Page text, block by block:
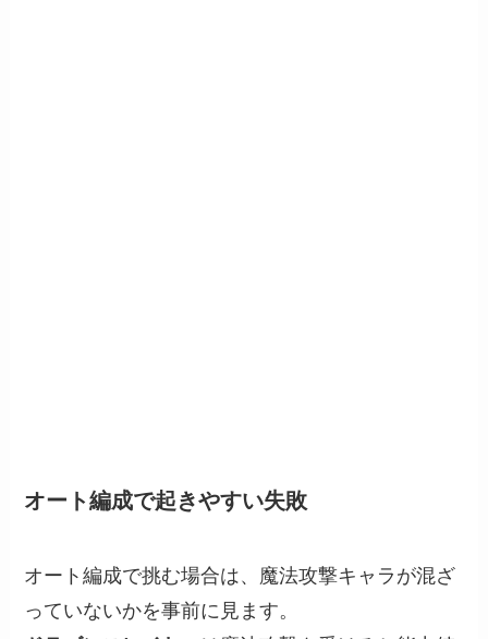
オート編成で起きやすい失敗
オート編成で挑む場合は、魔法攻撃キャラが混ざ
っていないかを事前に見ます。